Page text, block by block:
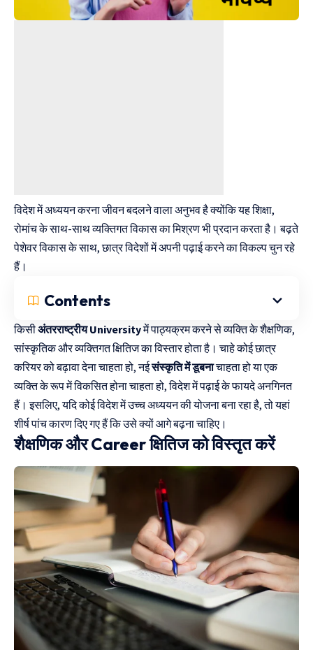
विदेश में अध्ययन करना जीवन बदलने वाला अनुभव है क्योंकि यह शिक्षा,
रोमांच के साथ-साथ व्यक्तिगत विकास का मिश्रण भी प्रदान करता है। बढ़ते
पेशेवर विकास के साथ, छात्र विदेशों में अपनी पढ़ाई करने का विकल्प चुन रहे
हैं।
Contents
किसीअंतरराष्ट्रीय Universityमें पाठ्यक्रम करने से व्यक्ति के शैक्षणिक,
सांस्कृतिक और व्यक्तिगत क्षितिज का विस्तार होता है। चाहे कोई छात्र
करियर को बढ़ावा देना चाहता हो, नईसंस्कृति में डूबनाचाहता हो या एक
व्यक्ति के रूप में विकसित होना चाहता हो, विदेश में पढ़ाई के फायदे अनगिनत
हैं। इसलिए, यदि कोई विदेश में उच्च अध्ययन की योजना बना रहा है, तो यहां
शीर्ष पांच कारण दिए गए हैं कि उसे क्यों आगे बढ़ना चाहिए।
शैक्षणिक और Career क्षितिज को विस्तृत करें